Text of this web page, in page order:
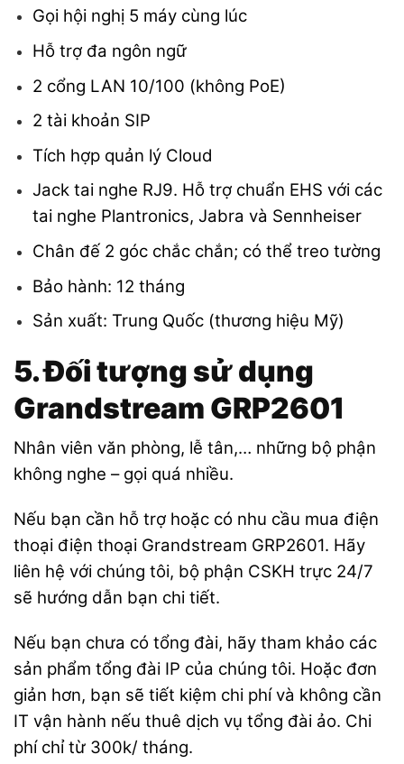
Gọi hội nghị 5 máy cùng lúc
Hỗ trợ đa ngôn ngữ
2 cổng LAN 10/100 (không PoE)
2 tài khoản SIP
Tích hợp quản lý Cloud
Jack tai nghe RJ9. Hỗ trợ chuẩn EHS với các
tai nghe Plantronics, Jabra và Sennheiser
Chân đế 2 góc chắc chắn; có thể treo tường
Bảo hành: 12 tháng
Sản xuất: Trung Quốc (thương hiệu Mỹ)
5. Đối tượng sử dụng
Grandstream GRP2601
Nhân viên văn phòng, lễ tân,… những bộ phận
không nghe – gọi quá nhiều.
Nếu bạn cần hỗ trợ hoặc có nhu cầu mua điện
thoại điện thoại Grandstream GRP2601. Hãy
liên hệ với chúng tôi, bộ phận CSKH trực 24/7
sẽ hướng dẫn bạn chi tiết.
Nếu bạn chưa có tổng đài, hãy tham khảo các
sản phẩm tổng đài IP của chúng tôi. Hoặc đơn
giản hơn, bạn sẽ tiết kiệm chi phí và không cần
IT vận hành nếu thuê dịch vụ tổng đài ảo. Chi
phí chỉ từ 300k/ tháng.